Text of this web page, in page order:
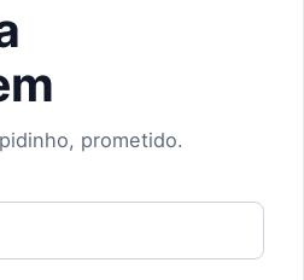
prometido.